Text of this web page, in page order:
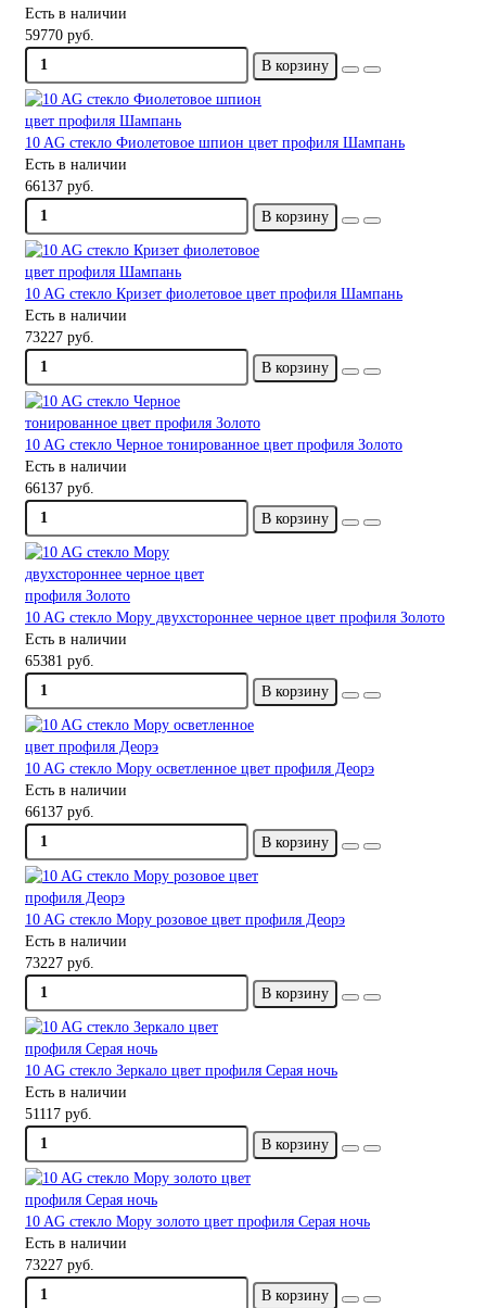
Есть в наличии
59770 руб.
В корзину
10 AG стекло Фиолетовое шпион цвет профиля Шампань
Есть в наличии
66137 руб.
В корзину
10 AG стекло Кризет фиолетовое цвет профиля Шампань
Есть в наличии
73227 руб.
В корзину
10 AG стекло Черное тонированное цвет профиля Золото
Есть в наличии
66137 руб.
В корзину
10 AG стекло Мору двухстороннее черное цвет профиля Золото
Есть в наличии
65381 руб.
В корзину
10 AG стекло Мору осветленное цвет профиля Деорэ
Есть в наличии
66137 руб.
В корзину
10 AG стекло Мору розовое цвет профиля Деорэ
Есть в наличии
73227 руб.
В корзину
10 AG стекло Зеркало цвет профиля Серая ночь
Есть в наличии
51117 руб.
В корзину
10 AG стекло Мору золото цвет профиля Серая ночь
Есть в наличии
73227 руб.
В корзину